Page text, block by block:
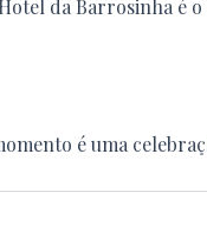
da Barrosinha é
é uma